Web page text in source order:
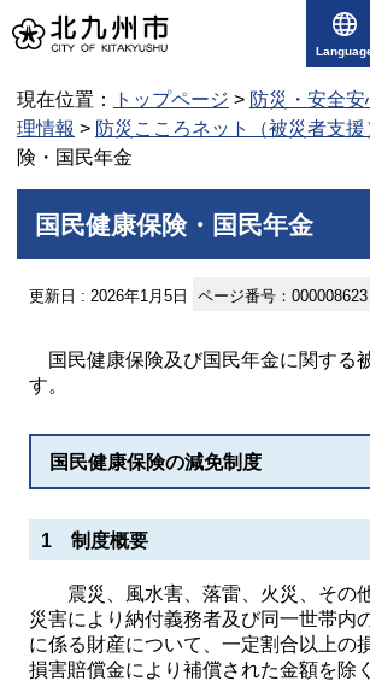
現在位置： トップページ > 防災・安全安
理情報 > 防災こころネット（被災者支援
険・国民年金
国民健康保険・国民年金
更新日 : 2026年1月5日 ページ番号：000008623
国民健康保険及び国民年金に関する
す。
国民健康保険の減免制度
1 制度概要
震災、風水害、落雷、火災、その
災害により納付義務者及び同一世帯内
に係る財産について、一定割合以上の
損害賠償金により補償された金額を除